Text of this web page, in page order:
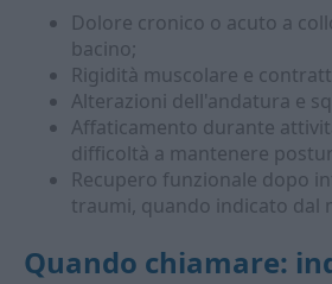
Dolore cronico o acuto a
bacino;
Rigidità muscolare e
Alterazioni dell'andatura e
Affaticamento durante
difficoltà a mantenere
Recupero funzionale dopo
traumi, quando indicato dal
Quando chiamare: